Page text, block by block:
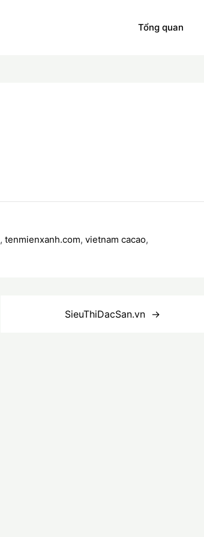
Tổng quan
, tenmienxanh.com, vietnam cacao,
SieuThiDacSan.vn